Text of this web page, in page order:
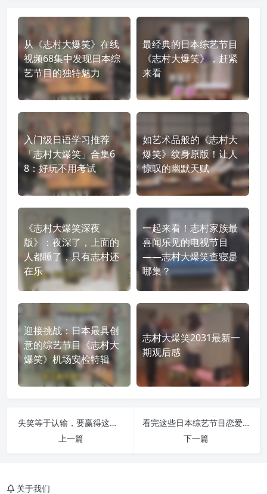
从《志村大爆笑》在线
视频68集中发现日本综
艺节目的独特魅力
最经典的日本综艺节目
《志村大爆笑》，赶紧
来看
入门级日语学习推荐
「志村大爆笑」合集6
8：好玩不用考试
如艺术品般的《志村大
爆笑》纹身原版！让人
惊叹的幽默天赋
《志村大爆笑深夜
版》：夜深了，上面的
人都睡了，只有志村还
在乐
一起来看！志村家族最
喜闻乐见的电视节目
——志村大爆笑查寝是
哪集？
迎接挑战：日本最具创
意的综艺节目《志村大
爆笑》机场安检特辑
志村大爆笑2031最新一
期观后感
失笑等于认输，要赢得这场游戏必须看《绝对不许笑》日本综艺在线观看
上一篇
看完这些日本综艺节目恋爱挑战再也不怕单身了
下一篇
关于我们